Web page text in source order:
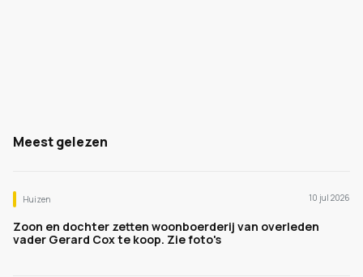
Meest gelezen
Huizen 10 jul 2026
Zoon en dochter zetten woonboerderij van overleden
vader Gerard Cox te koop. Zie foto's